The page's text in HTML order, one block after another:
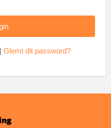
Glemt dit password?